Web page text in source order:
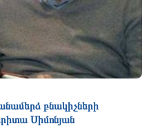
բնակիչների
Սիմոնյան